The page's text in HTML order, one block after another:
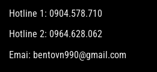
Hotline 1: 0904.578.710
Hotline 2: 0964.628.062
Emai: bentovn990@gmail.com